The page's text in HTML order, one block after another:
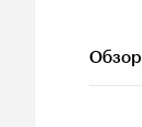
Обзор